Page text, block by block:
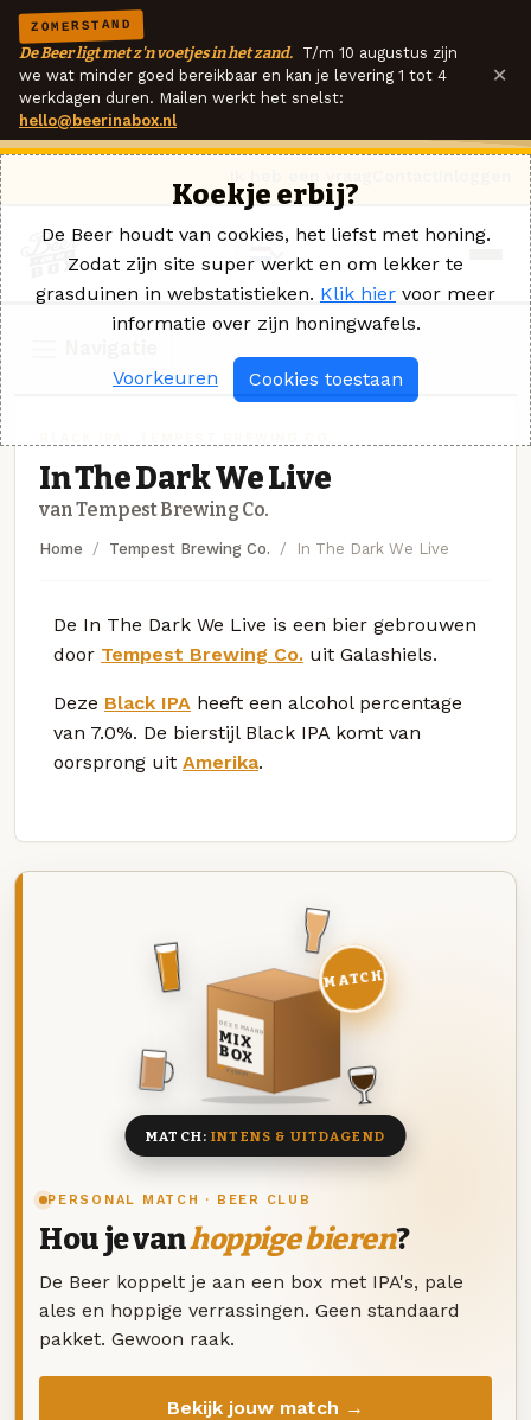
ZOMERSTAND
De Beer ligt met z'n voetjes in het zand. T/m 10 augustus zijn
we wat minder goed bereikbaar en kan je levering 1 tot 4
werkdagen duren. Mailen werkt het snelst:
hello@beerinabox.nl
×
In The Dark We Live
van Tempest Brewing Co.
Home Tempest Brewing Co. In The Dark We Live
De In The Dark We Live is een bier gebrouwen
door Tempest Brewing Co. uit Galashiels.
Deze Black IPA heeft een alcohol percentage
van 7.0%. De bierstijl Black IPA komt van
oorsprong uit Amerika.
PERSONAL MATCH · BEER CLUB
Hou je vanhoppige bieren?
De Beer koppelt je aan een box met IPA's, pale
ales en hoppige verrassingen. Geen standaard
pakket. Gewoon raak.
Bekijk jouw match →
DEZE MAAND
MIX
BOX
8 BIEREN
MATCH
MATCH:INTENS & UITDAGEND
Koekje erbij?
De Beer houdt van cookies, het liefst met honing.
Zodat zijn site super werkt en om lekker te
grasduinen in webstatistieken. Klik hier voor meer
informatie over zijn honingwafels.
Voorkeuren Cookies toestaan